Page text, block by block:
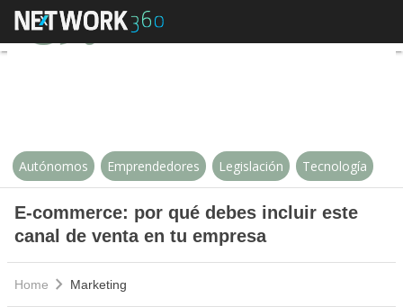
E-commerce: por qué debes
Autónomos Emprendedores Legislación Tecnología
E-commerce: por qué debes incluir este
canal de venta en tu empresa
Home Marketing